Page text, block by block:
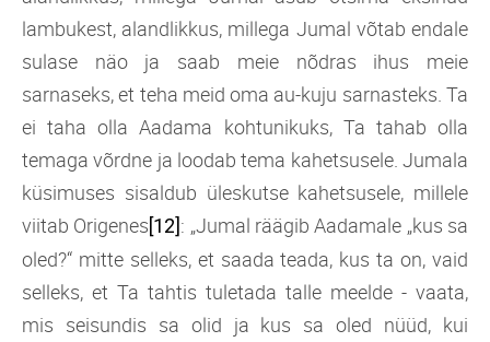
lambukest, alandlikkus, millega Jumal võtab endale
sulase näo ja saab meie nõdras ihus meie
sarnaseks, et teha meid oma au-kuju sarnasteks. Ta
ei taha olla Aadama kohtunikuks, Ta tahab olla
temaga võrdne ja loodab tema kahetsusele. Jumala
küsimuses sisaldub üleskutse kahetsusele, millele
viitab Origenes[12]: „Jumal räägib Aadamale „kus sa
oled?“ mitte selleks, et saada teada, kus ta on, vaid
selleks, et Ta tahtis tuletada talle meelde - vaata,
mis seisundis sa olid ja kus sa oled nüüd, kui